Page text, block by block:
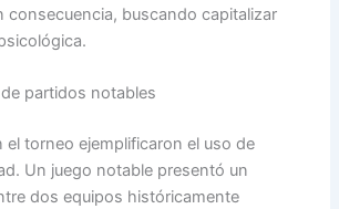
consecuencia, buscando capitalizar
partidos notables
el torneo ejemplificaron el uso de
Un juego notable presentó un
dos equipos históricamente